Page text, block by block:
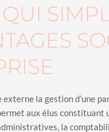
la gestion d’une
aux élus
la